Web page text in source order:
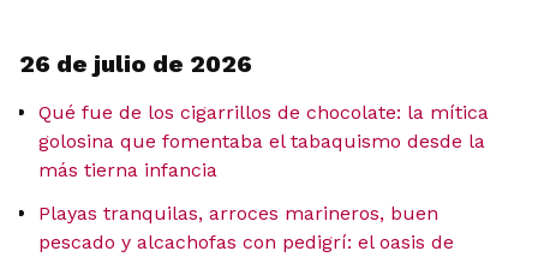
26 de julio de 2026
Qué fue de los cigarrillos de chocolate: la mítica
golosina que fomentaba el tabaquismo desde la
más tierna infancia
Playas tranquilas, arroces marineros, buen
pescado y alcachofas con pedigrí: el oasis de